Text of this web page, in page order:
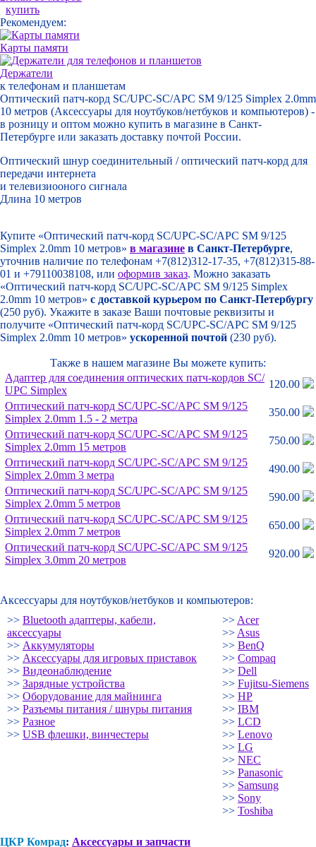
купить
Рекомендуем:
Карты памяти
Держатели
к телефонам и планшетам
Оптический патч-корд SC/UPC-SC/APC SM 9/125 Simplex 2.0mm
10 метров (Аксессуары для ноутбуков/нетбуков и компьютеров) -
в розницу и оптом можно купить в магазине в Санкт-
Петербурге или заказать доставку почтой России.
Оптический шнур соединительный / оптический патч-корд для
передачи интернета
и телевизиооного сигнала
Длина 10 метров
Купите «Оптический патч-корд SC/UPC-SC/APC SM 9/125
Simplex 2.0mm 10 метров» в магазине в Санкт-Петербурге,
уточнив наличие по телефонам +7(812)312-17-35, +7(812)315-88-
01 и +79110038108, или оформив заказ. Можно заказать
«Оптический патч-корд SC/UPC-SC/APC SM 9/125 Simplex
2.0mm 10 метров» с доставкой курьером по Санкт-Петербургу
(250 руб). Укажите в заказе Ваши почтовые реквизиты и
получите «Оптический патч-корд SC/UPC-SC/APC SM 9/125
Simplex 2.0mm 10 метров» ускоренной почтой (230 руб).
Также в нашем магазине Вы можете купить:
Адаптер для соединения оптических патч-кордов SC/
UPC Simplex
120.00
Оптический патч-корд SC/UPC-SC/APC SM 9/125
Simplex 2.0mm 1.5 - 2 метрa
350.00
Оптический патч-корд SC/UPC-SC/APC SM 9/125
Simplex 2.0mm 15 метров
750.00
Оптический патч-корд SC/UPC-SC/APC SM 9/125
Simplex 2.0mm 3 метрa
490.00
Оптический патч-корд SC/UPC-SC/APC SM 9/125
Simplex 2.0mm 5 метров
590.00
Оптический патч-корд SC/UPC-SC/APC SM 9/125
Simplex 2.0mm 7 метров
650.00
Оптический патч-корд SC/UPC-SC/APC SM 9/125
Simplex 3.0mm 20 метров
920.00
Аксессуары для ноутбуков/нетбуков и компьютеров:
>> Bluetooth адаптеры, кабели,
аксессуары
>> Аккумуляторы
>> Аксессуары для игровых приставок
>> Видеонаблюдение
>> Зарядные устройства
>> Оборудование для майнинга
>> Разъемы питания / шнуры питания
>> Разное
>> USB флешки, винчестеры
>> Acer
>> Asus
>> BenQ
>> Compaq
>> Dell
>> Fujitsu-Siemens
>> HP
>> IBM
>> LCD
>> Lenovo
>> LG
>> NEC
>> Panasonic
>> Samsung
>> Sony
>> Toshiba
ЦКР Комрад: Аксессуары и запчасти